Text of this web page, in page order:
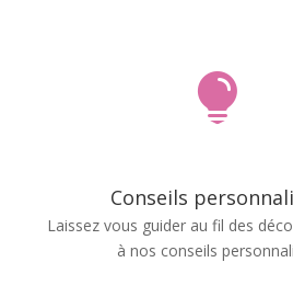

Conseils
Laissez vous guider au fil des
à nos conseils